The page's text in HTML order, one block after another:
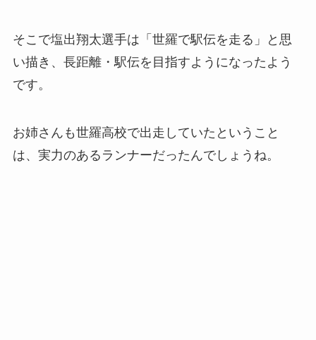
そこで塩出翔太選手は「世羅で駅伝を走る」と思
い描き、長距離・駅伝を目指すようになったよう
です。
お姉さんも世羅高校で出走していたということ
は、実力のあるランナーだったんでしょうね。